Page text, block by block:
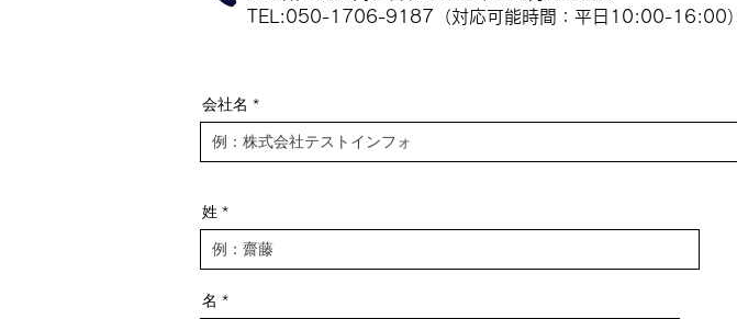
TEL:050-1706-9187（対応可能時間：平日10:00-16:00）
会社名
姓
名